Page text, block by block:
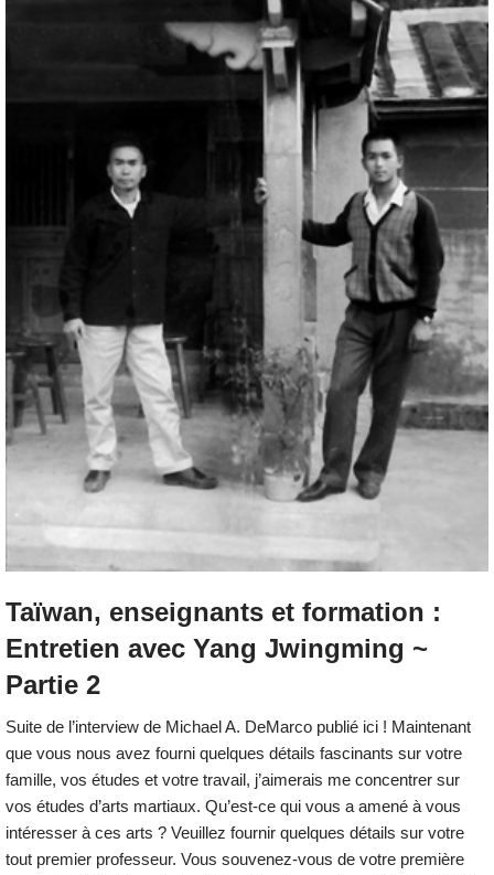
Taïwan, enseignants et formation :
Entretien avec Yang Jwingming ~
Partie 2
Suite de l’interview de Michael A. DeMarco publié ici ! Maintenant
que vous nous avez fourni quelques détails fascinants sur votre
famille, vos études et votre travail, j’aimerais me concentrer sur
vos études d’arts martiaux. Qu’est-ce qui vous a amené à vous
intéresser à ces arts ? Veuillez fournir quelques détails sur votre
tout premier professeur. Vous souvenez-vous de votre première